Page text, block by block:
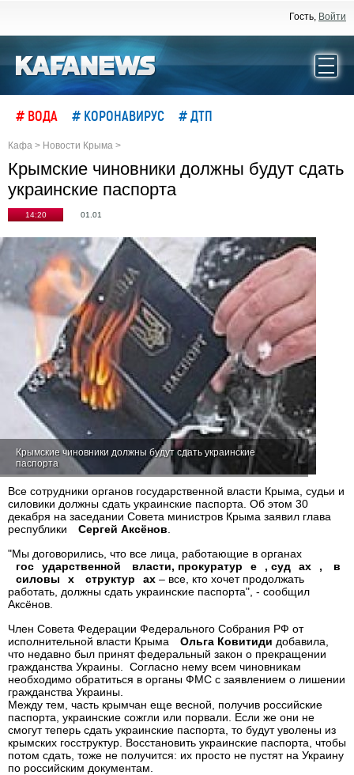
Гость, Войти
# ВОДА # КОРОНАВИРУС # ДТП
Кафа > Новости Крыма >
Крымские чиновники должны будут сдать
украинские паспорта
14:20 01.01
Крымские чиновники должны будут сдать украинские
паспорта
Все сотрудники органов государственной власти Крыма, судьи и
силовики должны сдать украинские паспорта. Об этом 30
декабря на заседании Совета министров Крыма заявил глава
республики
Сергей Аксёнов
"Мы договорились, что все лица, работающие в органах
гос
ударственной власти, прокуратур е , суд ах ,
в
силовы
х структур ах – все, кто хочет продолжать
работать, должны сдать украинские паспорта", - сообщил
Аксёнов.
Член Совета Федерации Федерального Собрания РФ от
исполнительной власти Крыма
Ольга Ковитиди добавила,
что недавно был принят федеральный закон о прекращении
гражданства Украины. Согласно нему всем чиновникам
необходимо обратиться в органы ФМС с заявлением о лишении
гражданства Украины.
Между тем, часть крымчан еще весной, получив российские
паспорта, украинские сожгли или порвали. Если же они не
смогут теперь сдать украинские паспорта, то будут уволены из
крымских госструктур. Восстановить украинские паспорта, чтобы
потом сдать, тоже не получится: их просто не пустят на Украину
по российским документам.